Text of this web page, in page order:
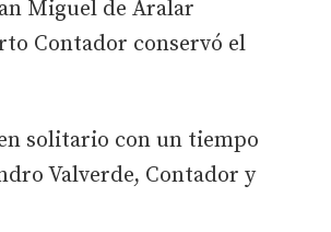
Miguel de Aralar
Contador conservó el
solitario con un tiempo
Valverde, Contador y